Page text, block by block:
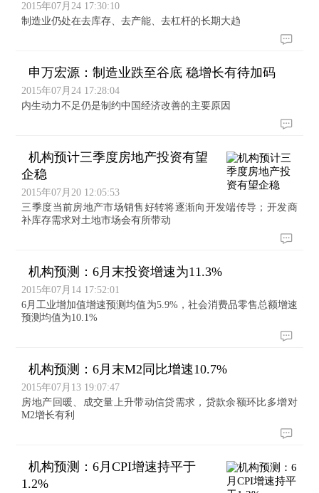
2015年07月24 17:30:10
制造业仍处在去库存、去产能、去杠杆的长期大趋
申万宏源：制造业跌至谷底 稳增长有待加码
2015年07月24 17:28:04
内生动力不足仍是制约中国经济改善的主要原因
机构预计三季度房地产投资有望
企稳
2015年07月20 12:05:53
三季度当前房地产市场销售好转将逐渐向开发端传导；开发商
补库存需求对土地市场会有所带动
机构预测：6月末投资增速为11.3%
2015年07月14 17:52:01
6月工业增加值增速预测均值为5.9%，社会消费品零售总额增速
预测均值为10.1%
机构预测：6月末M2同比增速10.7%
2015年07月13 19:07:47
房地产回暖、成交量上升带动信贷需求，贷款余额环比多增对
M2增长有利
机构预测：6月CPI增速持平于
1.2%